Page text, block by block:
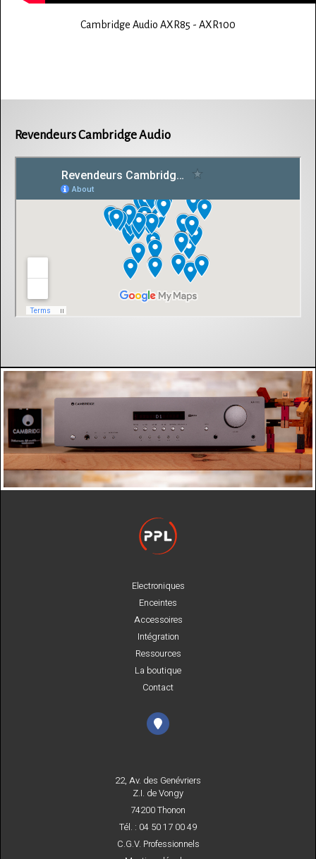
Cambridge Audio AXR85 - AXR100
Revendeurs Cambridge Audio
Electroniques
Enceintes
Accessoires
Intégration
Ressources
La boutique
Contact
22, Av. des Genévriers
Z.I. de Vongy
74200 Thonon
Tél. : 04 50 17 00 49
C.G.V. Professionnels